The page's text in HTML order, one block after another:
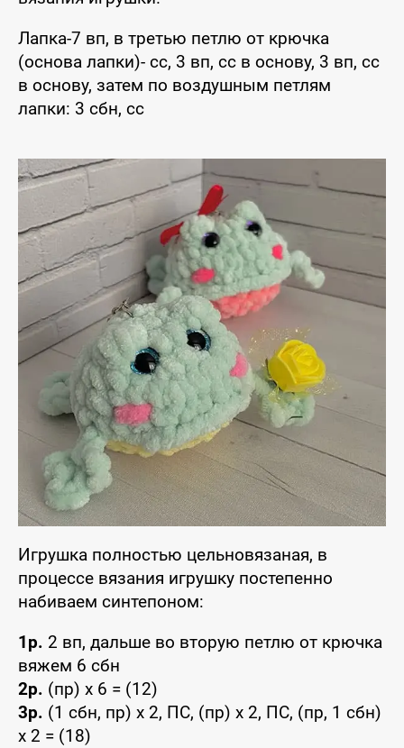
Лапка-7 вп, в третью петлю от крючка
(основа лапки)- сс, 3 вп, сс в основу, 3 вп, сс
в основу, затем по воздушным петлям
лапки: 3 сбн, сс
Игрушка полностью цельновязаная, в
процессе вязания игрушку постепенно
набиваем синтепоном:
1р. 2 вп, дальше во вторую петлю от крючка
вяжем 6 сбн
2р. (пр) x 6 = (12)
3р. (1 сбн, пр) x 2, ПС, (пр) x 2, ПС, (пр, 1 сбн)
x 2 = (18)